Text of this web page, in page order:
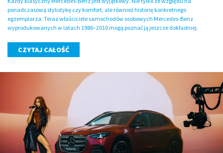
ponadczasową stylistykę czy komfort, ale również historię konkretnego
egzemplarza. Teraz właściciele samochodów osobowych Mercedes-Benz
wyprodukowanych w latach 1986–2010 mogą poznać ją jeszcze dokładniej.
CZYTAJ CAŁOŚĆ